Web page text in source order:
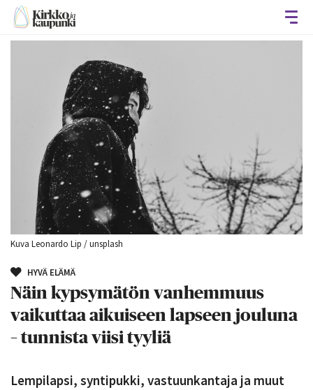
Kuva Leonardo Lip / unsplash
HYVÄ ELÄMÄ
Näin kypsymätön vanhemmuus
vaikuttaa aikuiseen lapseen jouluna
– tunnista viisi tyyliä
Lempilapsi, syntipukki, vastuunkantaja ja muut